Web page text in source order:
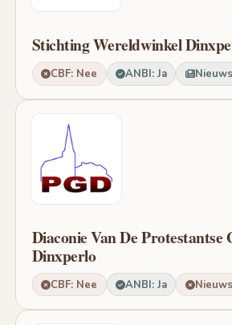
Stichting Wereldwinkel
CBF: Nee ANBI: Ja
Diaconie Van De Protestantse
Dinxperlo
CBF: Nee ANBI: Ja